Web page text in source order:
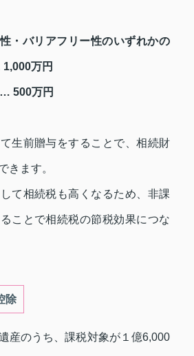
・バリアフリー性のいずれかの
万円
500万円
生前贈与をすることで、相続財
きます。
て相続税も高くなるため、非課
ことで相続税の節税効果につな
除
産のうち、課税対象が１億6,000